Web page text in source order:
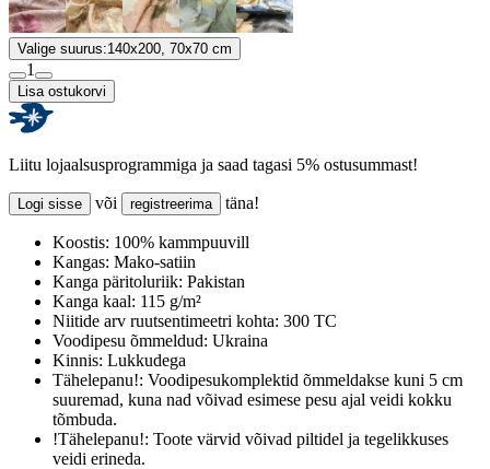
Valige suurus:140x200, 70x70 cm
1
Lisa ostukorvi
Liitu lojaalsusprogrammiga ja saad tagasi 5% ostusummast!
Logi sisse või registreerima täna!
Koostis: 100% kammpuuvill
Kangas: Mako-satiin
Kanga päritoluriik: Pakistan
Kanga kaal: 115 g/m²
Niitide arv ruutsentimeetri kohta: 300 TC
Voodipesu õmmeldud: Ukraina
Kinnis: Lukkudega
Tähelepanu!: Voodipesukomplektid õmmeldakse kuni 5 cm
suuremad, kuna nad võivad esimese pesu ajal veidi kokku
tõmbuda.
!Tähelepanu!: Toote värvid võivad piltidel ja tegelikkuses
veidi erineda.